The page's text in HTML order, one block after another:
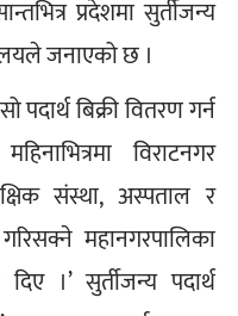
प्रदेशमा सुर्तीजन्य
जनाएको छ ।
पदार्थ बिक्री वितरण गर्न
विराटनगर
संस्था, अस्पताल र
महानगरपालिका
।’ सुर्तीजन्य पदार्थ